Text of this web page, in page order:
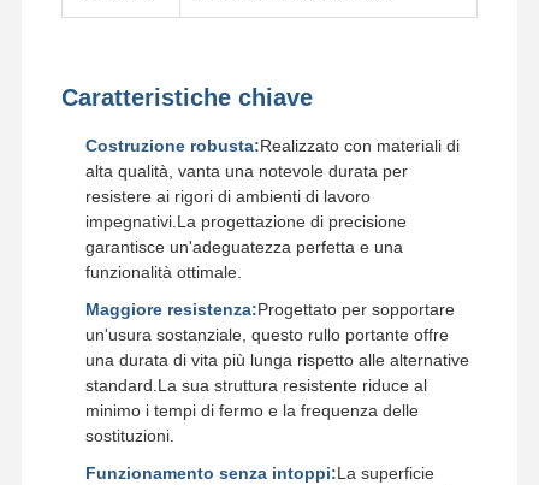
Braccio dell'escavatore
Pressa per perni di cingolo
Cuscinetto di vuotamento
Caratteristiche chiave
Costruzione robusta:Realizzato con materiali di
alta qualità, vanta una notevole durata per
resistere ai rigori di ambienti di lavoro
impegnativi.La progettazione di precisione
garantisce un'adeguatezza perfetta e una
funzionalità ottimale.
Maggiore resistenza:Progettato per sopportare
un'usura sostanziale, questo rullo portante offre
una durata di vita più lunga rispetto alle alternative
standard.La sua struttura resistente riduce al
minimo i tempi di fermo e la frequenza delle
sostituzioni.
Funzionamento senza intoppi:La superficie